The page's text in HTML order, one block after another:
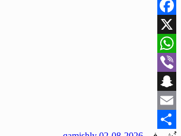
Facebook
X
WhatsApp
Viber
Snapchat
Email